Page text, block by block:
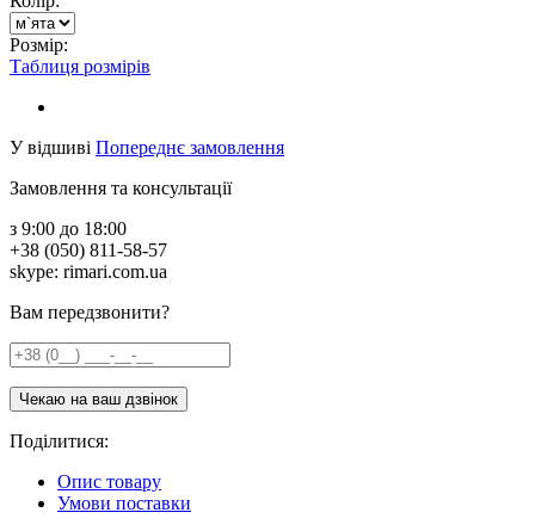
Розмір:
Таблиця розмірів
У відшиві Попереднє замовлення
Замовлення та консультації
з 9:00 до 18:00
+38 (050) 811-58-57
skype: rimari.com.ua
Вам передзвонити?
Поділитися:
Опис товару
Умови поставки